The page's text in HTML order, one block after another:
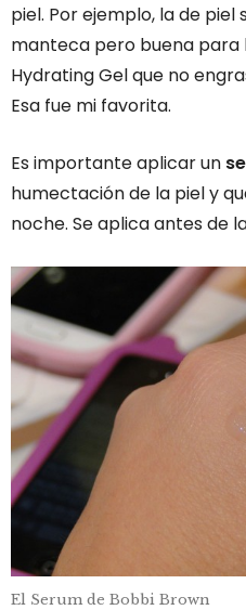
piel. Por ejemplo, la de piel
manteca pero buena para
Hydrating Gel que no
Esa fue mi favorita.
Es importante aplicar un
humectación de la piel y
noche. Se aplica antes de
El Serum de Bobbi Brown